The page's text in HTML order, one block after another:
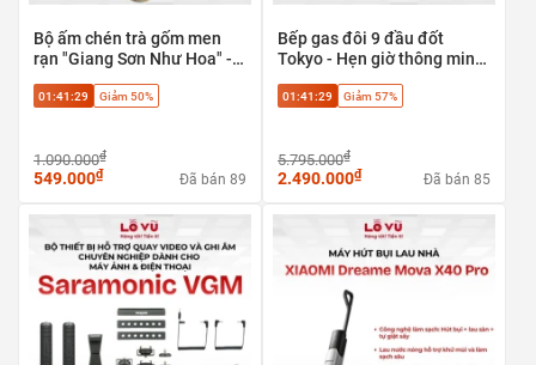
Bộ ấm chén trà gốm men
rạn "Giang Sơn Như Hoa" -
cao cấp
01:41:29 Giảm 50%
1.090.000₫
549.000₫ Đã bán 89
Bếp gas đôi 9 đầu đốt
Tokyo - Hẹn giờ thông minh,
01:41:29 Giảm 57%
5.795.000₫
2.490.000₫ Đã bán 85